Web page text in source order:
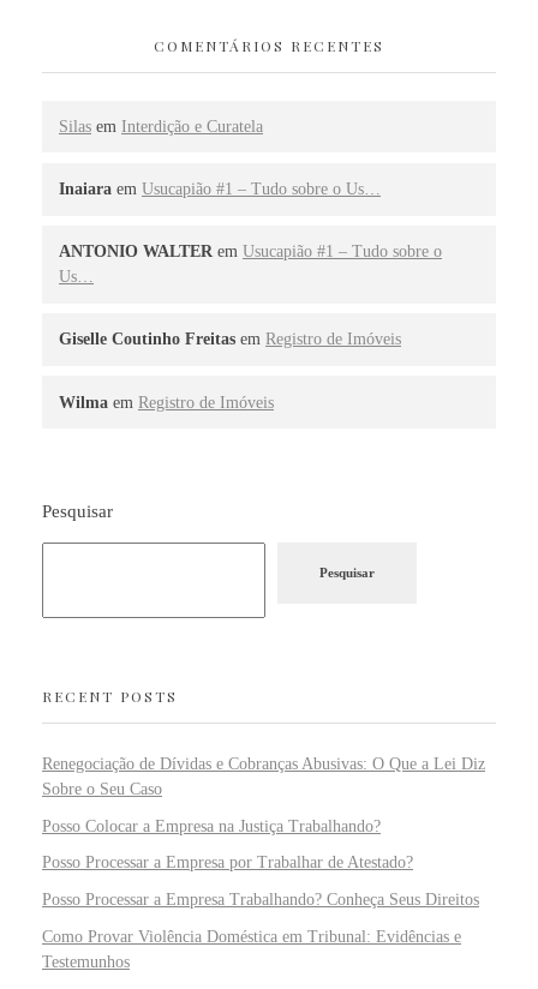
COMENTÁRIOS RECENTES
Silas em Interdição e Curatela
Inaiara em Usucapião #1 – Tudo sobre o Us…
ANTONIO WALTER em Usucapião #1 – Tudo sobre o
Us…
Giselle Coutinho Freitas em Registro de Imóveis
Wilma em Registro de Imóveis
Pesquisar
Pesquisar
RECENT POSTS
Renegociação de Dívidas e Cobranças Abusivas: O Que a Lei Diz
Sobre o Seu Caso
Posso Colocar a Empresa na Justiça Trabalhando?
Posso Processar a Empresa por Trabalhar de Atestado?
Posso Processar a Empresa Trabalhando? Conheça Seus Direitos
Como Provar Violência Doméstica em Tribunal: Evidências e
Testemunhos